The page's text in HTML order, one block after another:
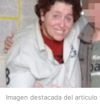
Imagen destacada del